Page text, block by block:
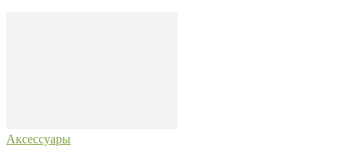
Аксессуары